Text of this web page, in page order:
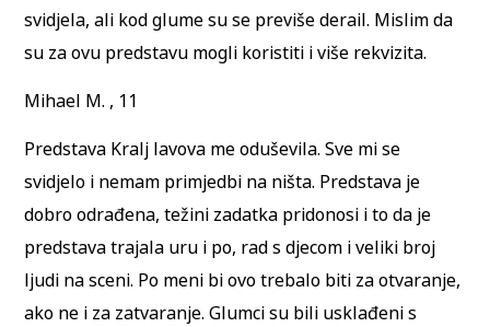
svidjela, ali kod glume su se previše derail. Mislim da
su za ovu predstavu mogli koristiti i više rekvizita.
Mihael M. , 11
Predstava Kralj lavova me oduševila. Sve mi se
svidjelo i nemam primjedbi na ništa. Predstava je
dobro odrađena, težini zadatka pridonosi i to da je
predstava trajala uru i po, rad s djecom i veliki broj
ljudi na sceni. Po meni bi ovo trebalo biti za otvaranje,
ako ne i za zatvaranje. Glumci su bili usklađeni s